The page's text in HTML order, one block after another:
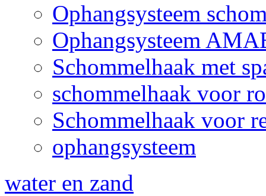
Ophangsysteem
Ophangsysteem
Schommelhaak met
schommelhaak voor
Schommelhaak voor
ophangsysteem
water en zand